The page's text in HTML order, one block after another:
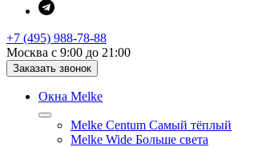
+7 (495) 988-78-88
Москва с 9:00 до 21:00
Заказать звонок
Окна Melke
Melke Centum Самый тёплый
Melke Wide Больше света